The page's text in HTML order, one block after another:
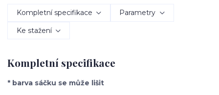
Kompletní specifikace Parametry
Ke stažení
Kompletní specifikace
* barva sáčku se může lišit